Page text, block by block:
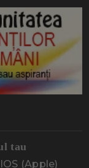
tau
(Apple)